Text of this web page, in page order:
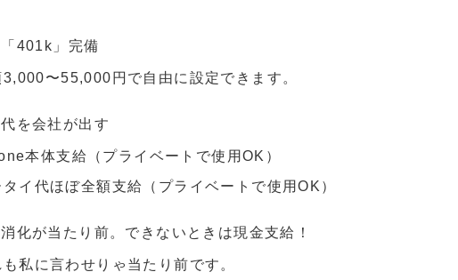
401k」完備
3,000〜55,000円で自由に設定できます。
を会社が出す
本体支給（プライベートで使用OK）
イ代ほぼ全額支給（プライベートで使用OK）
化が当たり前。できないときは現金支給！
も私に言わせりゃ当たり前です。